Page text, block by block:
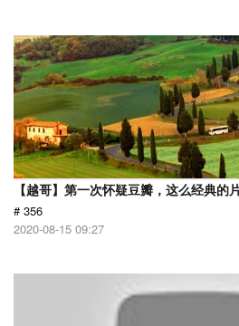
【越哥】第一次怀疑豆瓣，这么经典的
# 356
2020-08-15 09:27